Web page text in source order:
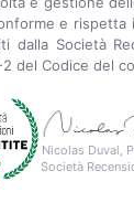
e rispetta
dalla Società
2 del Codice del
Nicolas Duval,
Società